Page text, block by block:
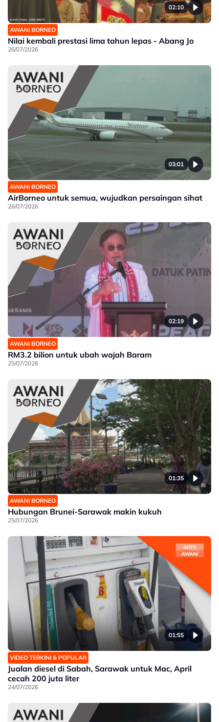
02:10
AWANI BORNEO
Nilai kembali prestasi lima tahun lepas - Abang Jo
26/07/2026
03:01
AWANI BORNEO
AirBorneo untuk semua, wujudkan persaingan sihat
26/07/2026
02:19
AWANI BORNEO
RM3.2 bilion untuk ubah wajah Baram
25/07/2026
01:35
AWANI BORNEO
Hubungan Brunei-Sarawak makin kukuh
25/07/2026
01:55
VIDEO TERKINI & POPULAR
Jualan diesel di Sabah, Sarawak untuk Mac, April
cecah 200 juta liter
24/07/2026